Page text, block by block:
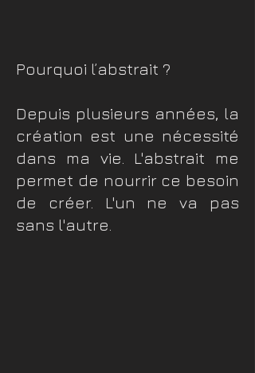
Pourquoi l’abstrait ?
Depuis plusieurs années, la
création est une nécessité
dans ma vie. L'abstrait me
permet de nourrir ce besoin
de créer. L'un ne va pas
sans l'autre.